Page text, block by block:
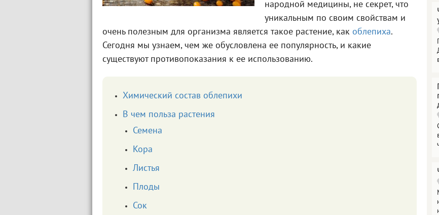
народной медицины, не секрет, что
уникальным по своим свойствам и
очень полезным для организма является такое растение, как облепиха.
Сегодня мы узнаем, чем же обусловлена ее популярность, и какие
существуют противопоказания к ее использованию.
Химический состав облепихи
В чем польза растения
Семена
Кора
Листья
Плоды
Сок